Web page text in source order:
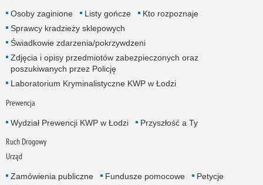
Osoby zaginione Listy gończe
Kto rozpoznaje
Sprawcy kradzieży sklepowych
Świadkowie zdarzenia/pokrzywdzeni
Zdjęcia i opisy przedmiotów zabezpieczonych oraz
poszukiwanych przez Policję
Laboratorium Kryminalistyczne KWP w Łodzi
Prewencja
Wydział Prewencji KWP w Łodzi Przyszłość a Ty
Ruch Drogowy
Urząd
Zamówienia publiczne Fundusze pomocowe
Petycje